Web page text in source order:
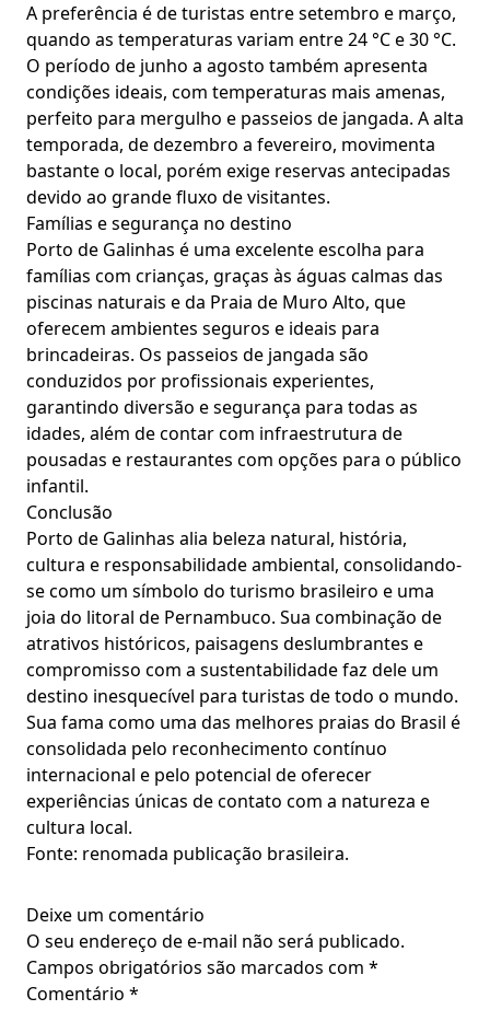
A preferência é de turistas entre setembro e março,
quando as temperaturas variam entre 24 °C e 30 °C.
O período de junho a agosto também apresenta
condições ideais, com temperaturas mais amenas,
perfeito para mergulho e passeios de jangada. A alta
temporada, de dezembro a fevereiro, movimenta
bastante o local, porém exige reservas antecipadas
devido ao grande fluxo de visitantes.
Famílias e segurança no destino
Porto de Galinhas é uma excelente escolha para
famílias com crianças, graças às águas calmas das
piscinas naturais e da Praia de Muro Alto, que
oferecem ambientes seguros e ideais para
brincadeiras. Os passeios de jangada são
conduzidos por profissionais experientes,
garantindo diversão e segurança para todas as
idades, além de contar com infraestrutura de
pousadas e restaurantes com opções para o público
infantil.
Conclusão
Porto de Galinhas alia beleza natural, história,
cultura e responsabilidade ambiental, consolidando-
se como um símbolo do turismo brasileiro e uma
joia do litoral de Pernambuco. Sua combinação de
atrativos históricos, paisagens deslumbrantes e
compromisso com a sustentabilidade faz dele um
destino inesquecível para turistas de todo o mundo.
Sua fama como uma das melhores praias do Brasil é
consolidada pelo reconhecimento contínuo
internacional e pelo potencial de oferecer
experiências únicas de contato com a natureza e
cultura local.
Fonte: renomada publicação brasileira.
Deixe um comentário
O seu endereço de e-mail não será publicado.
Campos obrigatórios são marcados com *
Comentário *